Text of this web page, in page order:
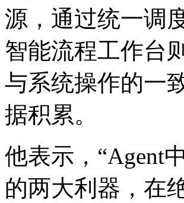
源，通过统一
智能流程工作台
与系统操作的一
据积累。
他表示，
的两大利器，